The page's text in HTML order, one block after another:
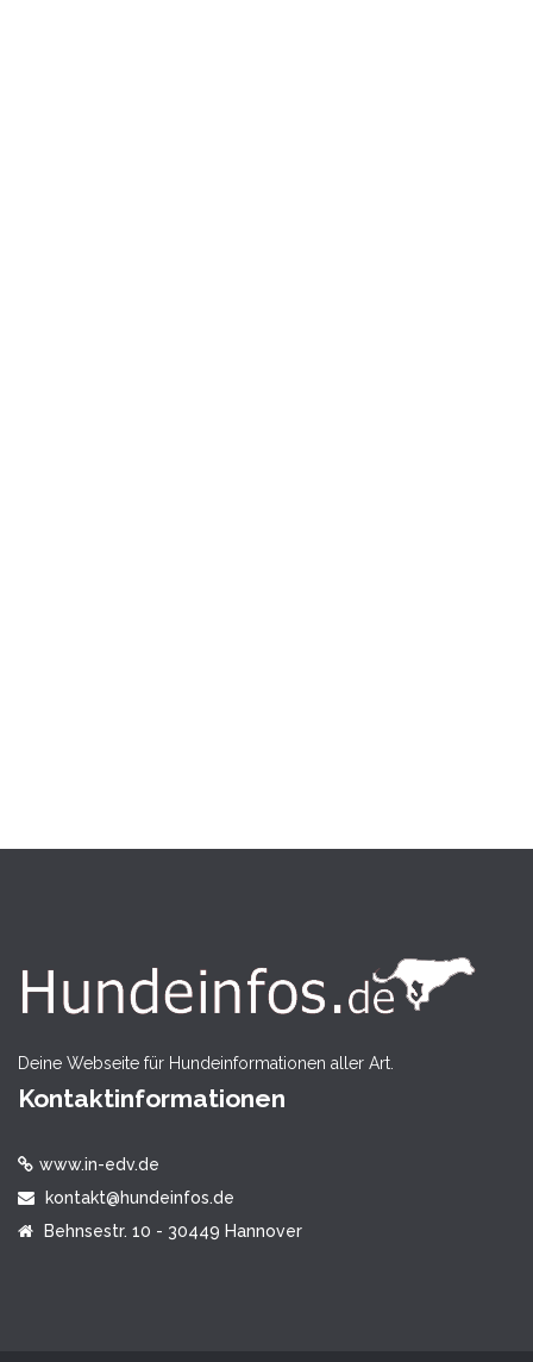
Deine Webseite für Hundeinformationen aller Art.
Kontaktinformationen
www.in-edv.de
kontakt@hundeinfos.de
Behnsestr. 10 - 30449 Hannover